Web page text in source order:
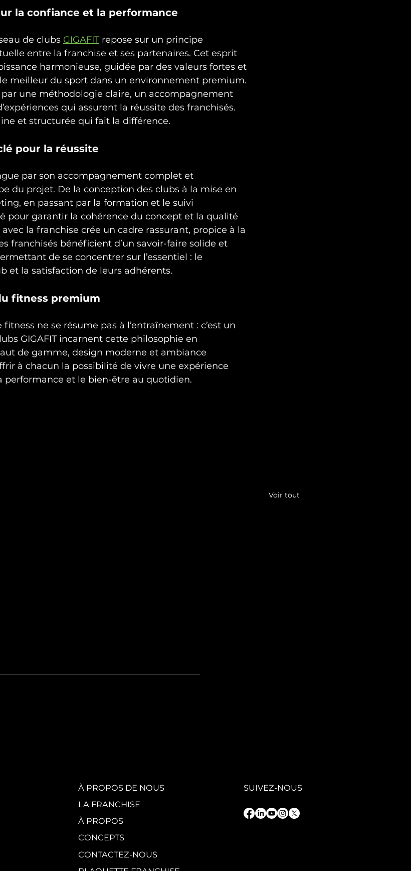
la confiance et la performance
de clubs GIGAFIT repose sur un principe
entre la franchise et ses partenaires. Cet esprit
harmonieuse, guidée par des valeurs fortes et
meilleur du sport dans un environnement premium.
une méthodologie claire, un accompagnement
qui assurent la réussite des franchisés.
et structurée qui fait la différence.
pour la réussite
par son accompagnement complet et
du projet. De la conception des clubs à la mise en
en passant par la formation et le suivi
pour garantir la cohérence du concept et la qualité
la franchise crée un cadre rassurant, propice à la
franchisés bénéficient d’un savoir-faire solide et
de se concentrer sur l’essentiel : le
et la satisfaction de leurs adhérents.
fitness premium
ne se résume pas à l’entraînement : c’est un
GIGAFIT incarnent cette philosophie en
de gamme, design moderne et ambiance
à chacun la possibilité de vivre une expérience
performance et le bien-être au quotidien.
Voir tout
À PROPOS DE NOUS
LA FRANCHISE
À PROPOS
CONCEPTS
CONTACTEZ-NOUS
SUIVEZ-NOUS